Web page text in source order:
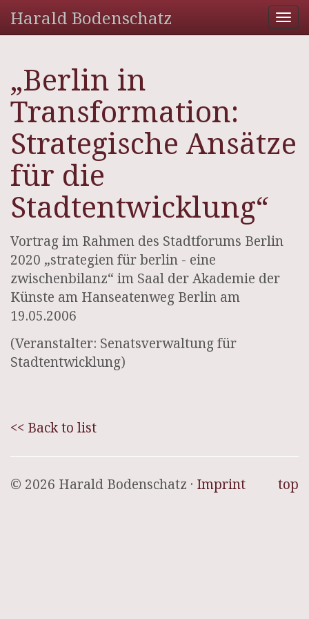
Harald Bodenschatz
„Berlin in
Transformation:
Strategische Ansätze
für die
Stadtentwicklung“
Vortrag im Rahmen des Stadtforums Berlin
2020 „strategien für berlin - eine
zwischenbilanz“ im Saal der Akademie der
Künste am Hanseatenweg Berlin am
19.05.2006
(Veranstalter: Senatsverwaltung für
Stadtentwicklung)
<< Back to list
top
© 2026 Harald Bodenschatz · Imprint